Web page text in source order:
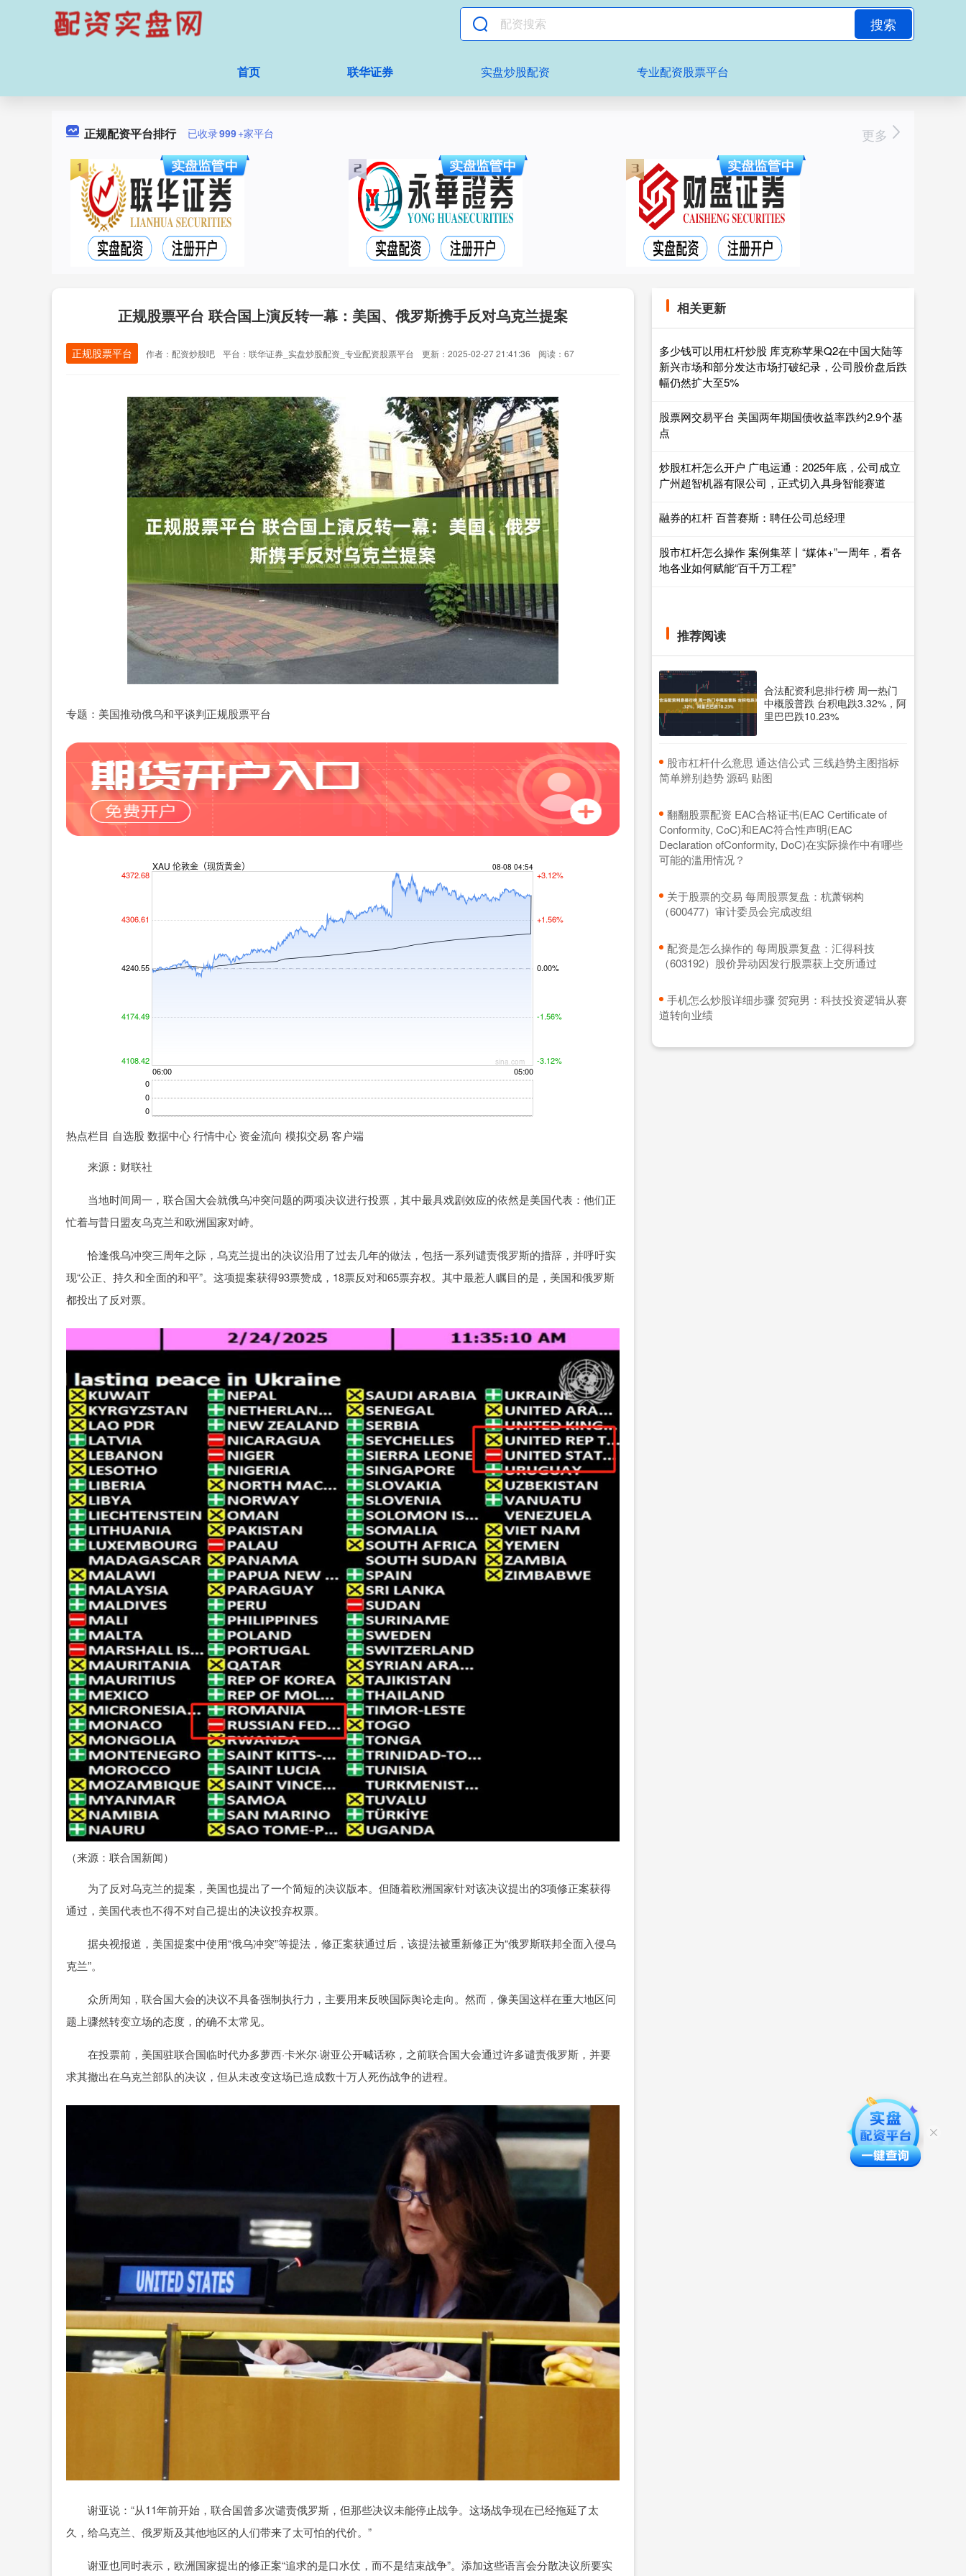
搜索
首页 联华证券 实盘炒股配资 专业配资股票平台
正规配资平台排行 已收录999+家平台 更多
正规股票平台 联合国上演反转一幕：美国、俄罗斯携手反对乌克兰提案
正规股票平台 作者：配资炒股吧 平台：联华证券_实盘炒股配资_专业配资股票平台 更新：2025-02-27 21:41:36 阅读：67
专题：美国推动俄乌和平谈判正规股票平台
热点栏目 自选股 数据中心 行情中心 资金流向 模拟交易 客户端
来源：财联社
当地时间周一，联合国大会就俄乌冲突问题的两项决议进行投票，其中最具戏剧效应的依然是美国代表：他们正
忙着与昔日盟友乌克兰和欧洲国家对峙。
恰逢俄乌冲突三周年之际，乌克兰提出的决议沿用了过去几年的做法，包括一系列谴责俄罗斯的措辞，并呼吁实
现“公正、持久和全面的和平”。这项提案获得93票赞成，18票反对和65票弃权。其中最惹人瞩目的是，美国和俄罗斯
都投出了反对票。
（来源：联合国新闻）
为了反对乌克兰的提案，美国也提出了一个简短的决议版本。但随着欧洲国家针对该决议提出的3项修正案获得
通过，美国代表也不得不对自己提出的决议投弃权票。
据央视报道，美国提案中使用“俄乌冲突”等提法，修正案获通过后，该提法被重新修正为“俄罗斯联邦全面入侵乌
克兰”。
众所周知，联合国大会的决议不具备强制执行力，主要用来反映国际舆论走向。然而，像美国这样在重大地区问
题上骤然转变立场的态度，的确不太常见。
在投票前，美国驻联合国临时代办多萝西·卡米尔·谢亚公开喊话称，之前联合国大会通过许多谴责俄罗斯，并要
求其撤出在乌克兰部队的决议，但从未改变这场已造成数十万人死伤战争的进程。
谢亚说：“从11年前开始，联合国曾多次谴责俄罗斯，但那些决议未能停止战争。这场战争现在已经拖延了太
久，给乌克兰、俄罗斯及其他地区的人们带来了太可怕的代价。”
谢亚也同时表示，欧洲国家提出的修正案“追求的是口水仗，而不是结束战争”。添加这些语言会分散决议所要实
相关更新
多少钱可以用杠杆炒股 库克称苹果Q2在中国大陆等
新兴市场和部分发达市场打破纪录，公司股价盘后跌
幅仍然扩大至5%
股票网交易平台 美国两年期国债收益率跌约2.9个基
点
炒股杠杆怎么开户 广电运通：2025年底，公司成立
广州超智机器有限公司，正式切入具身智能赛道
融券的杠杆 百普赛斯：聘任公司总经理
股市杠杆怎么操作 案例集萃丨“媒体+”一周年，看各
地各业如何赋能“百千万工程”
推荐阅读
合法配资利息排行榜 周一热门
中概股普跌 台积电跌3.32%，阿
里巴巴跌10.23%
​股市杠杆什么意思 通达信公式 三线趋势主图指标
简单辨别趋势 源码 贴图
​翻翻股票配资 EAC合格证书(EAC Certificate of
Conformity, CoC)和EAC符合性声明(EAC
Declaration ofConformity, DoC)在实际操作中有哪些
可能的滥用情况？
​关于股票的交易 每周股票复盘：杭萧钢构
（600477）审计委员会完成改组
​配资是怎么操作的 每周股票复盘：汇得科技
（603192）股价异动因发行股票获上交所通过
​手机怎么炒股详细步骤 贺宛男：科技投资逻辑从赛
道转向业绩